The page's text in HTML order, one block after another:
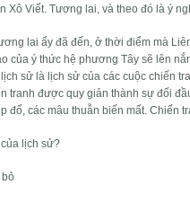
Xô Viết. Tương lai, và theo đó là ý
lai ấy đã đến, ở thời điểm mà
của ý thức hệ phương Tây sẽ lên
lịch sử là lịch sử của các cuộc chiến
tranh được quy giản thành sự đối
đổ, các mâu thuẫn biến mất. Chiến
lịch sử?
bỏ